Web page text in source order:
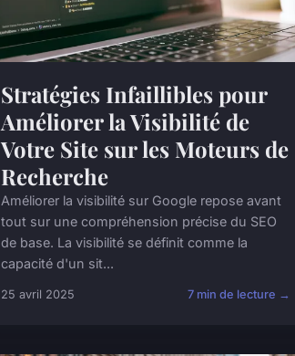
Stratégies Infaillibles pour
Améliorer la Visibilité de
Votre Site sur les Moteurs de
Recherche
Améliorer la visibilité sur Google repose avant
tout sur une compréhension précise du SEO
de base. La visibilité se définit comme la
capacité d'un sit...
25 avril 2025 7 min de lecture →